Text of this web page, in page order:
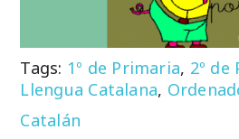
Tags: 1º de Primaria, 2º de
Llengua Catalana,
Catalán